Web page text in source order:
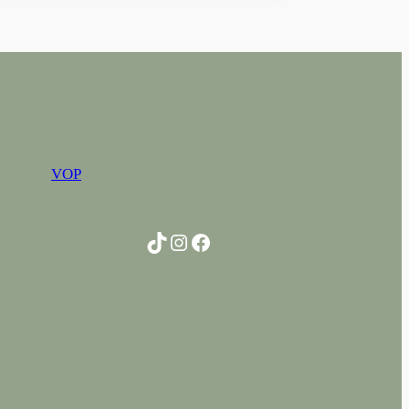
VOP
TikTok Instagram Facebook